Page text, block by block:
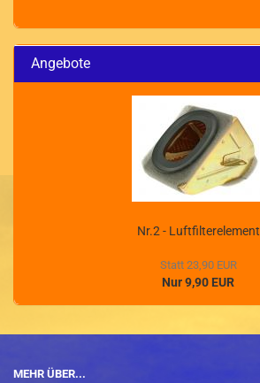
Angebote
Nr.2 - Luftfilterelement
Statt 23,90 EUR
Nur 9,90 EUR
MEHR ÜBER...